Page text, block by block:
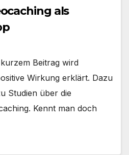
als
Beitrag wird
Wirkung erklärt. Dazu
Studien über die
Kennt man doch